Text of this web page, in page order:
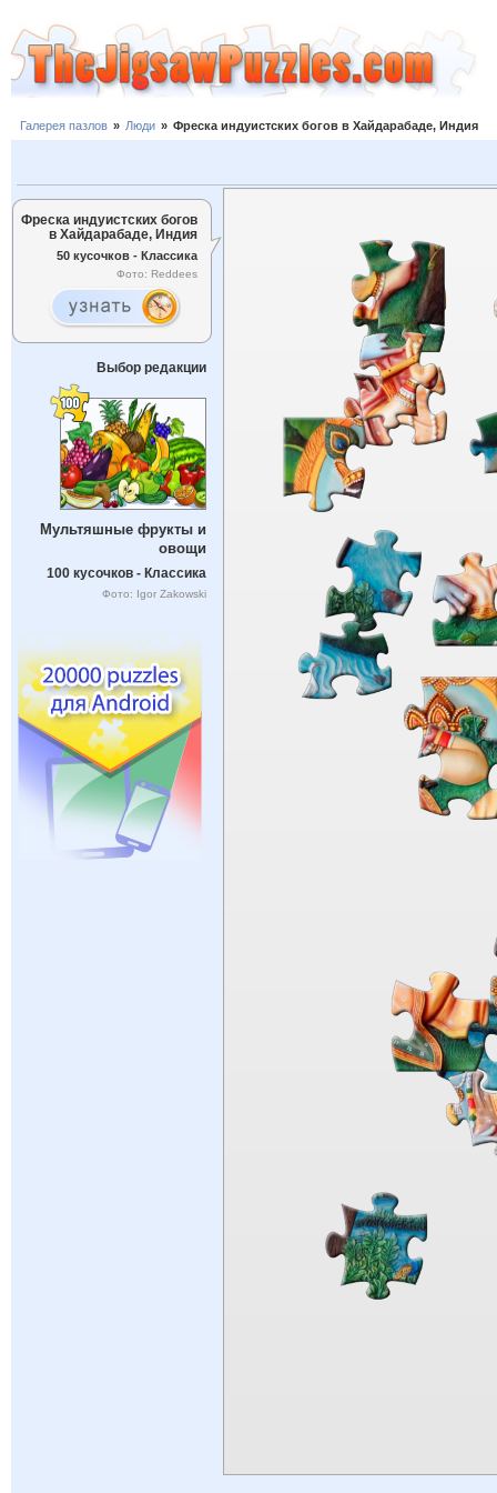
Галерея пазлов » Люди » Фреска индуистских богов в Хайдарабаде, Индия
Фреска индуистских богов
в Хайдарабаде, Индия
50 кусочков - Классика
Фото: Reddees
Выбор редакции
Мультяшные фрукты и
овощи
100 кусочков - Классика
Фото: Igor Zakowski